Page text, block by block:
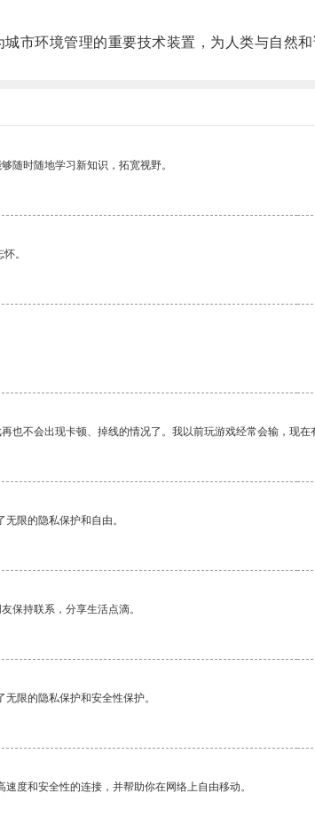
环境管理的重要技术装置，为人类与自然和
随时随地学习新知识，拓宽视野。
。
也不会出现卡顿、掉线的情况了。我以前玩游戏经常会输，现在
限的隐私保护和自由。
保持联系，分享生活点滴。
限的隐私保护和安全性保护。
度和安全性的连接，并帮助你在网络上自由移动。